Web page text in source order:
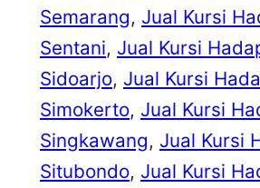
Semarang, Jual Kursi
Sentani, Jual Kursi
Sidoarjo, Jual Kursi
Simokerto, Jual Kursi
Singkawang, Jual Kursi
Situbondo, Jual Kursi